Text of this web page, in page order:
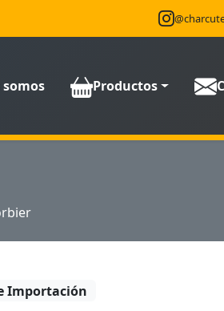
somos Productos
Importación